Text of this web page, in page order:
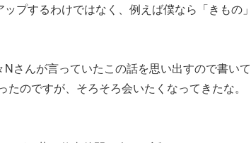
プするわけではなく、例えば僕なら「きも
さんが言っていたこの話を思い出すので書いて
のですが、そろそろ会いたくなってきたな。